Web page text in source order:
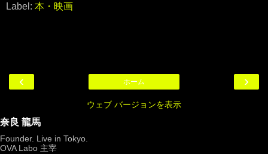
Label: 本・映画
‹ ›
ホーム
ウェブ バージョンを表示
奈良 龍馬
Founder. Live in Tokyo.
OVA Labo 主宰